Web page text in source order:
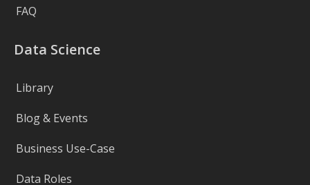
FAQ
Data Science
Library
Blog & Events
Business Use-Case
Data Roles